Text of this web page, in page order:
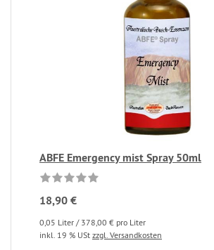
ABFE Emergency mist Spray 50ml
18,90 €
0,05 Liter / 378,00 € pro Liter
inkl. 19 % USt zzgl. Versandkosten